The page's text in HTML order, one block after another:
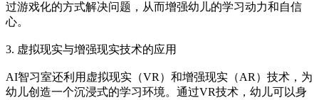
过游戏化的方式解决问题，从而增强幼儿的学习动力和自信
心。
3. 虚拟现实与增强现实技术的应用
AI智习室还利用虚拟现实（VR）和增强现实（AR）技术，为
幼儿创造一个沉浸式的学习环境。通过VR技术，幼儿可以身